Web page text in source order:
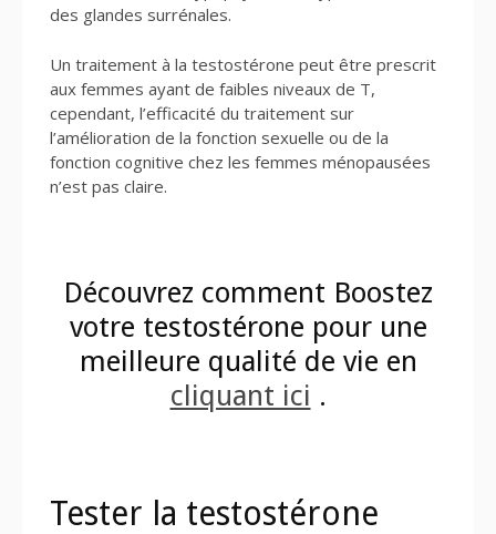
des glandes surrénales.
Un traitement à la testostérone peut être prescrit
aux femmes ayant de faibles niveaux de T,
cependant, l’efficacité du traitement sur
l’amélioration de la fonction sexuelle ou de la
fonction cognitive chez les femmes ménopausées
n’est pas claire.
Découvrez comment Boostez
votre testostérone pour une
meilleure qualité de vie en
cliquant ici .
Tester la testostérone